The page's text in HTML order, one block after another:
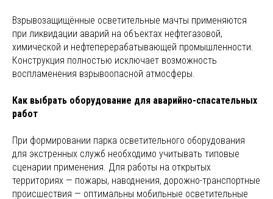
Взрывозащищённые осветительные мачты применяются
при ликвидации аварий на объектах нефтегазовой,
химической и нефтеперерабатывающей промышленности.
Конструкция полностью исключает возможность
воспламенения взрывоопасной атмосферы.
Как выбрать оборудование для аварийно-спасательных
работ
При формировании парка осветительного оборудования
для экстренных служб необходимо учитывать типовые
сценарии применения. Для работы на открытых
территориях — пожары, наводнения, дорожно-транспортные
происшествия — оптимальны мобильные осветительные